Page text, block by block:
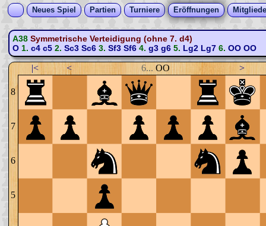
Neues Spiel Partien Turniere Eröffnungen
A38 Symmetrische Verteidigung (ohne 7. d4)
O1. c4 c52. Sc3 Sc63. Sf3 Sf64. g3 g65. Lg2 Lg76. OO OO
|< < 6... OO >
8
7
6
5